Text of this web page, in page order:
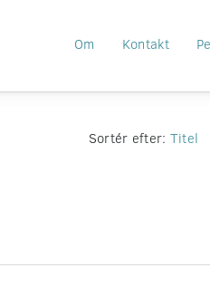
Om Kontakt
Sortér efter: Titel